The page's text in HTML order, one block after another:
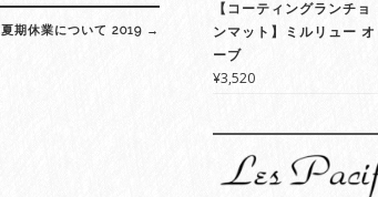
夏期休業について 2019 →
【コーティングランチョ
ンマット】ミルリュー オ
ーブ
¥3,520